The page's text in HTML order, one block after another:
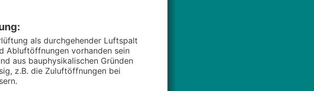
als durchgehender Luftspalt
Abluftöffnungen vorhanden sein
aus bauphysikalischen Gründen
z.B. die Zuluftöffnungen bei